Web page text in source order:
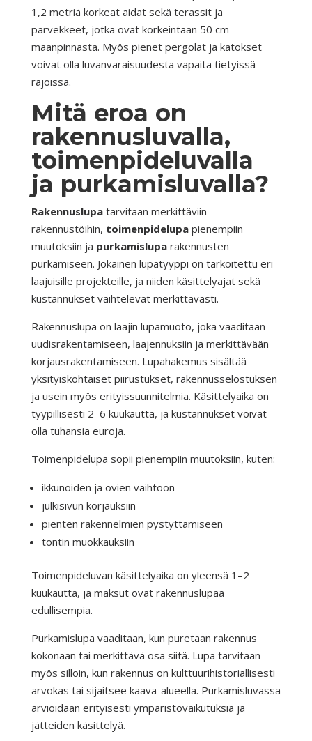
1,2 metriä korkeat aidat sekä terassit ja
parvekkeet, jotka ovat korkeintaan 50 cm
maanpinnasta. Myös pienet pergolat ja katokset
voivat olla luvanvaraisuudesta vapaita tietyissä
rajoissa.
Mitä eroa on
rakennusluvalla,
toimenpideluvalla
ja purkamisluvalla?
Rakennuslupatarvitaan merkittäviin
rakennustöihin, toimenpidelupapienempiin
muutoksiin ja purkamisluparakennusten
purkamiseen. Jokainen lupatyyppi on tarkoitettu eri
laajuisille projekteille, ja niiden käsittelyajat sekä
kustannukset vaihtelevat merkittävästi.
Rakennuslupa on laajin lupamuoto, joka vaaditaan
uudisrakentamiseen, laajennuksiin ja merkittävään
korjausrakentamiseen. Lupahakemus sisältää
yksityiskohtaiset piirustukset, rakennusselostuksen
ja usein myös erityissuunnitelmia. Käsittelyaika on
tyypillisesti 2–6 kuukautta, ja kustannukset voivat
olla tuhansia euroja.
Toimenpidelupa sopii pienempiin muutoksiin, kuten:
ikkunoiden ja ovien vaihtoon
julkisivun korjauksiin
pienten rakennelmien pystyttämiseen
tontin muokkauksiin
Toimenpideluvan käsittelyaika on yleensä 1–2
kuukautta, ja maksut ovat rakennuslupaa
edullisempia.
Purkamislupa vaaditaan, kun puretaan rakennus
kokonaan tai merkittävä osa siitä. Lupa tarvitaan
myös silloin, kun rakennus on kulttuurihistoriallisesti
arvokas tai sijaitsee kaava-alueella. Purkamisluvassa
arvioidaan erityisesti ympäristövaikutuksia ja
jätteiden käsittelyä.